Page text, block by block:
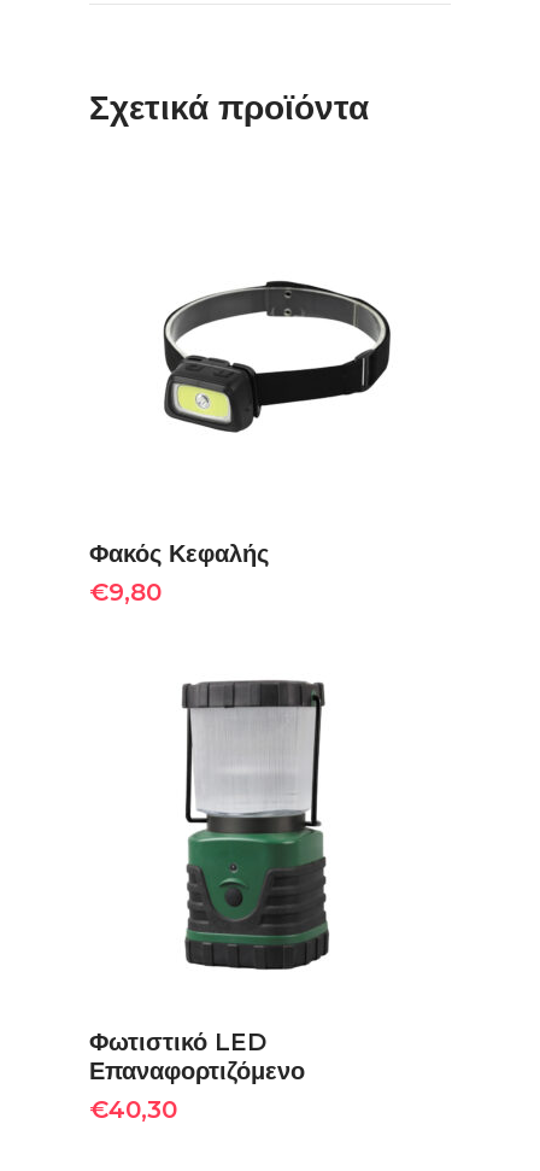
Σχετικά προϊόντα
ΠΡΟΣΘΉΚΗ ΣΤΟ ΚΑΛΆΘΙ
Φακός Κεφαλής
€9,80
ΠΡΟΣΘΉΚΗ ΣΤΟ ΚΑΛΆΘΙ
Φωτιστικό LED
Επαναφορτιζόμενο
€40,30